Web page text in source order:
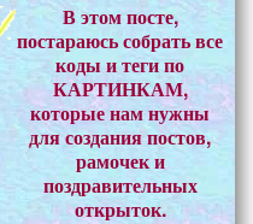
В этом посте,
постараюсь собрать все
коды и теги по
КАРТИНКАМ,
которые нам нужны
для создания постов,
рамочек и
поздравительных
открыток.